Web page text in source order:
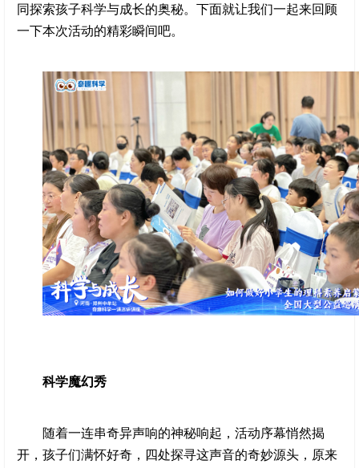
同探索孩子科学与成长的奥秘。下面就让我们一起来回顾
一下本次活动的精彩瞬间吧。
科学魔幻秀
随着一连串奇异声响的神秘响起，活动序幕悄然揭
开，孩子们满怀好奇，四处探寻这声音的奇妙源头，原来